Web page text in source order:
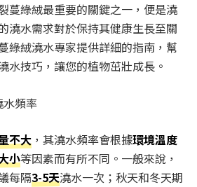
蔓綠絨最重要的關鍵之一，便是澆
澆水需求對於保持其健康生長至關
綠絨澆水專家提供詳細的指南，幫
水技巧，讓您的植物茁壯成長。
頻率
不大 ，其澆水頻率會根據環境溫度
小等因素而有所不同。一般來說，
每隔3-5天澆水一次；秋天和冬天期